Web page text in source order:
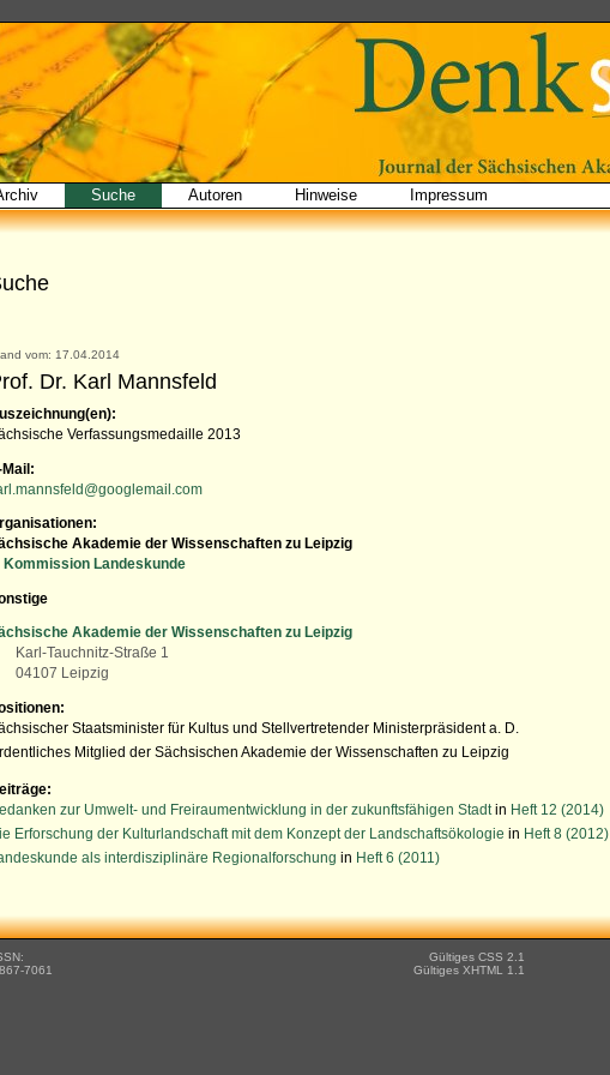
Suche Autoren Hinweise Impressum
vom: 17.04.2014
Dr. Karl Mannsfeld
Verfassungsmedaille 2013
Mail:
Akademie der Wissenschaften zu Leipzig
Kommission Landeskunde
Akademie der Wissenschaften zu Leipzig
Karl-Tauchnitz-Straße 1
04107 Leipzig
Staatsminister für Kultus und Stellvertretender Ministerpräsident a. D.
Mitglied der Sächsischen Akademie der Wissenschaften zu Leipzig
zur Umwelt- und Freiraumentwicklung in der zukunftsfähigen Stadt in Heft 12 (2014)
Erforschung der Kulturlandschaft mit dem Konzept der Landschaftsökologie in Heft 8 (2012)
als interdisziplinäre Regionalforschung in Heft 6 (2011)
7061
Gültiges CSS 2.1
Gültiges XHTML 1.1